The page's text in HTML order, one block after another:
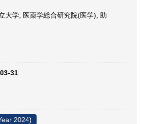
大学, 医薬学総合研究院(医学), 助
31
2024)